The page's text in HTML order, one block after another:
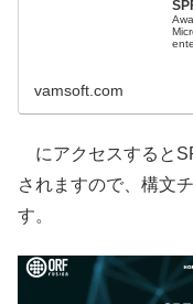
vamsoft.com
にアクセスすると
されますので、構文
す。